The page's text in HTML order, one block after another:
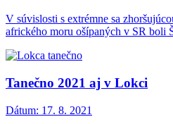
V súvislosti s extrémne sa
afrického moru ošípaných v SR boli
Tanečno 2021 aj v Lokci
Dátum: 17. 8. 2021